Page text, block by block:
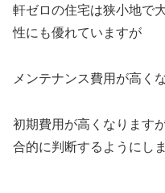
軒ゼロの住宅は狭小地で
性にも優れていますが
メンテナンス費用が高く
初期費用が高くなります
合的に判断するようにし